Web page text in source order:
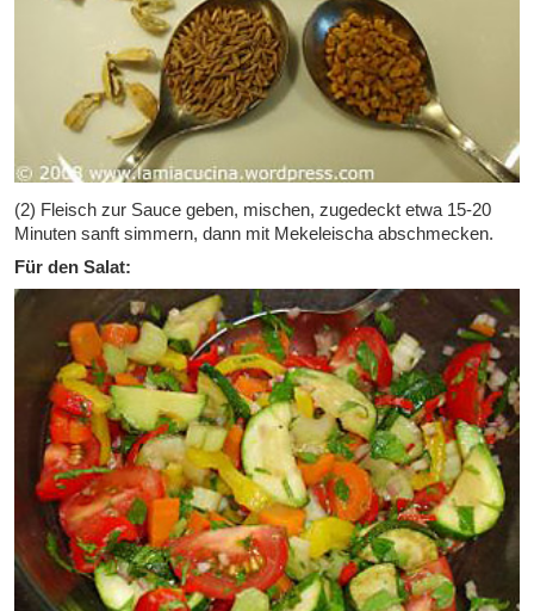
(2) Fleisch zur Sauce geben, mischen, zugedeckt etwa 15-20
Minuten sanft simmern, dann mit Mekeleischa abschmecken.
Für den Salat: